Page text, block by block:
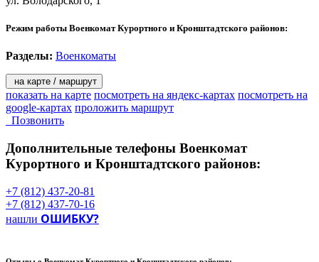
Режим работы Военкомат Курортного и Кронштадтского районов:
Разделы: Военкоматы
на карте / маршрут
показать на карте посмотреть на яндекс-картах посмотреть на
google-картах проложить маршрут
Позвонить
Дополнительные телефоны Военкомат
Курортного и Кронштадтского районов:
+7 (812) 437-20-81
+7 (812) 437-70-16
нашли ОШИБКУ?